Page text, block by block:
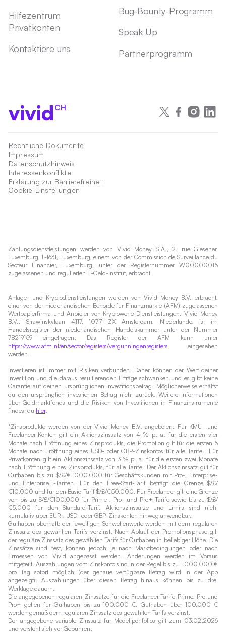
Hilfezentrum
Privatkonten
Kontaktiere uns
Bug-Bounty-Programm
Speak Up
Partnerprogramm
CH
Rechtliche Dokumente
Impressum
Datenschutzhinweis
Interessenkonflikte
Erklärung zur Barrierefreiheit
Cookie-Einstellungen
Zahlungsdienstleistungen werden von Vivid Money S.A., 21 rue Glesener,
Luxemburg, L-1631, Luxemburg, einem von der Commission de Surveillance du
Secteur Financier, Luxemburg, unter der Registernummer W00000015
zugelassenen und regulierten E-Geld-Institut, erbracht.
Anlage- und Kryptodienstleistungen werden von Vivid Money B.V. erbracht,
einer von der niederländischen Behörde für Finanzmärkte (AFM) zugelassenen
Wertpapierfirma und Anbieter von Kryptowerte-Dienstleistungen. Vivid Money
B.V., Strawinskylaan 4117, 1077 ZX Amsterdam, Niederlande, ist im
Handelsregister der niederländischen Handelskammer unter der Nummer
78219159 eingetragen. Das Register der AFM kann unter
https://www.afm.nl/en/sector/registers/vergunningenregisters eingesehen
werden.
Investieren ist immer mit Risiken verbunden. Daher können der Wert deiner
Investition und die daraus resultierenden Erträge schwanken und es gibt keine
Garantie auf deinen ursprünglichen Investitionsbetrag. Möglicherweise erhältst
du den ursprünglich investierten Betrag nicht zurück. Weitere Informationen
über Geldmarktfonds und die Risiken von Investitionen in Finanzinstrumente
findest du hier.
*Zinsprodukte werden von der Vivid Money B.V. angeboten. Für KMU- und
Freelancer-Konten gilt ein Aktionszinssatz von 4 % p. a. für die ersten vier
Monate nach Eröffnung eines Zinsprodukts, die Promotion gilt für die ersten 5
Monate nach Eröffnung eines USD- oder GBP-Zinskontos für alle Tarife.. Für
Privatkonten gilt ein Aktionszinssatz von 3 % p. a. für die ersten zwei Monate
nach Eröffnung eines Zinsprodukts, für alle Tarife. Der Aktionszinssatz gilt für
Guthaben bis zu $/£/€1.000.000 für Geschäftskunden mit Pro-, Enterprise-
und Enterprise+-Tarifen. Für den Free-Start-Tarif beträgt die Grenze $/£/
€10.000 und für den Basic-Tarif $/£/€50.000. Für Freelancer gilt eine Grenze
von bis zu $/£/€100.000 für Prime-, Pro- und Pro+-Tarife sowie bis zu $/£/
€5.000 für den Standard-Tarif. Aktionszinssätze und Limits sind nicht
kumulativ über EUR-, USD- oder GBP-Zinskonten hinweg anwendbar.
Guthaben oberhalb der jeweiligen Schwellenwerte werden mit dem regulären
Zinssatz des gewählten Tarifs verzinst. Nach Ablauf der Promotionsphase gilt
der reguläre Zinssatz des gewählten Tarifs für Guthaben in beliebiger Höhe. Die
Zinssätze sind fest, können jedoch je nach Marktbedingungen oder nach
Ermessen von Vivid angepasst werden. Änderungen werden im Voraus
mitgeteilt. Auszahlungen vom Zinskonto sind in der Regel bis zu 1.000.000 €
pro Tag sofort möglich (der genaue verfügbare Betrag wird in der App
angezeigt). Auszahlungen über diesen Betrag hinaus können bis zu drei
Werktage dauern.
Die angegebenen regulären Zinssätze für die Freelancer-Tarife Prime, Pro und
Pro+ gelten für Guthaben bis zu 100.000 €. Guthaben über 100.000 €
werden gemäß dem regulären Zinssatz des gewählten Tarifs verzinst.
Der angegebene variable Zinssatz für Modellportfolios gilt zum 03.02.2026
und versteht sich vor Gebühren.